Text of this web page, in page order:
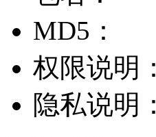
MD5：
权限说明：
隐私说明：